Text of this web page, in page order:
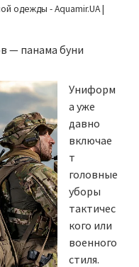
одежды - Aquamir.UA|
— панама буни
Униформ
а уже
давно
включае
т
головные
уборы
тактичес
кого или
военного
стиля.